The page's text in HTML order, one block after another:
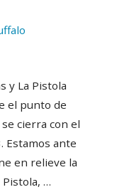
y La Pistola
el punto de
cierra con el
Estamos ante
en relieve la
Pistola, …